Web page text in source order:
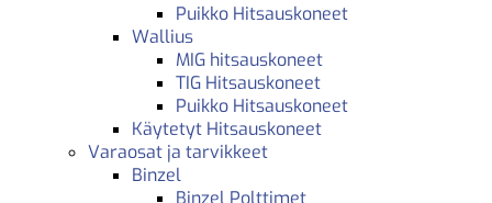
Puikko Hitsauskoneet
Wallius
MIG hitsauskoneet
TIG Hitsauskoneet
Puikko Hitsauskoneet
Käytetyt Hitsauskoneet
Varaosat ja tarvikkeet
Binzel
Binzel Polttimet